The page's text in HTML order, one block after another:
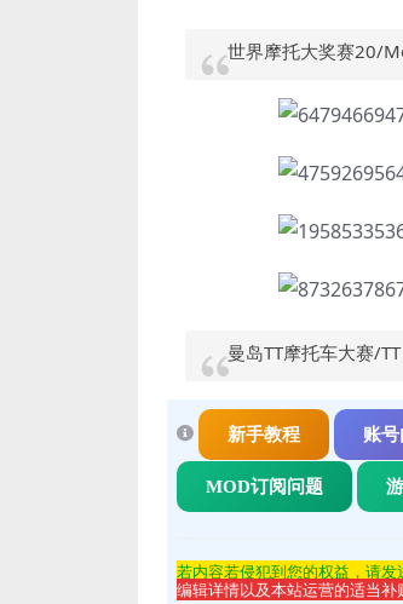
世界摩托大奖赛20/
曼岛TT摩托车大赛/
新手教程 账
MOD订阅问题
若内容若侵犯到您的权益，请
编辑详情以及本站运营的适当补